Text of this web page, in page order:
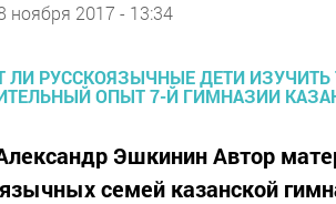
ноября 2017 - 13:34
Эшкинин Автор
семей казанской